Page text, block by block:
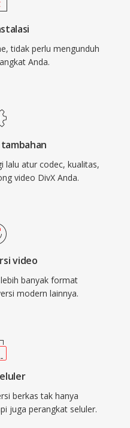
tidak perlu mengunduh
Anda.
lalu atur codec, kualitas,
video DivX Anda.
video
banyak format
modern lainnya.
berkas tak hanya
juga perangkat seluler.